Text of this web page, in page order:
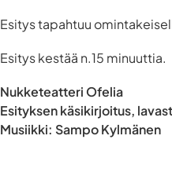
Esitys tapahtuu
Esitys kestää n.15 minuuttia.
Nukketeatteri Ofelia
Esityksen käsikirjoitus,
Musiikki: Sampo Kylmänen